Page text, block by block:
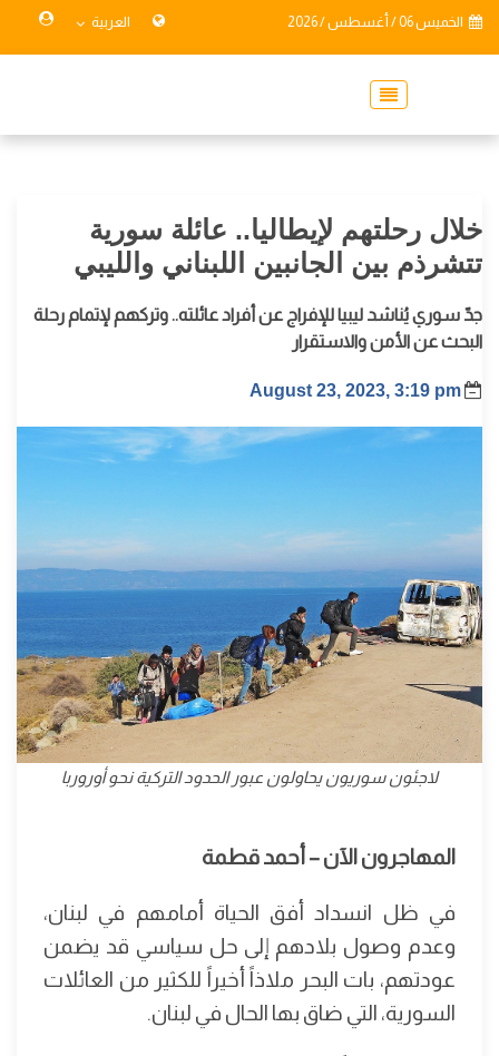
الخميس 06 / أغسطس / 2026 العربية
خلال رحلتهم لإيطاليا.. عائلة سورية
تتشرذم بين الجانبين اللبناني والليبي
جدّ سوري يُناشد ليبيا للإفراج عن أفراد عائلته.. وتركهم لإتمام رحلة
البحث عن الأمن والاستقرار
August 23, 2023, 3:19 pm
لاجئون سوريون يحاولون عبور الحدود التركية نحو أوروربا
المهاجرون الآن – أحمد قطمة
في ظل انسداد أفق الحياة أمامهم في لبنان،
وعدم وصول بلادهم إلى حل سياسي قد يضمن
عودتهم، بات البحر ملاذاً أخيراً للكثير من العائلات
السورية، التي ضاق بها الحال في لبنان.